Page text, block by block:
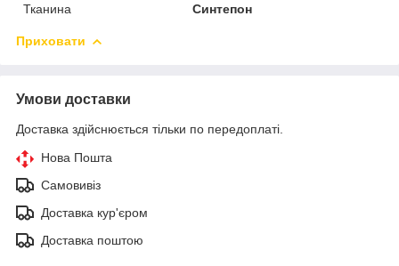
Тканина
Синтепон
Приховати
Умови доставки
Доставка здійснюється тільки по передоплаті.
Нова Пошта
Самовивіз
Доставка кур'єром
Доставка поштою